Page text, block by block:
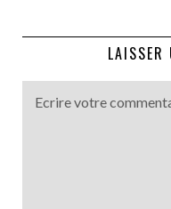
LAISSER